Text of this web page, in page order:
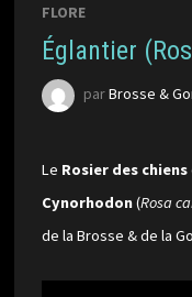
FLORE
Églantier
parBrosse &
Le Rosier des chiens
Cynorhodon(Rosa
de la Brosse & de la